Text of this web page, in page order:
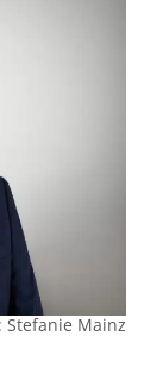
Stefanie Mainz